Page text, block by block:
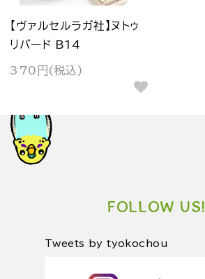
【ヴァルセルラガ社】ヌトゥ
リバード B14
370円(税込)
FOLLOW US!
Tweets by tyokochou